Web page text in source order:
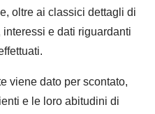
oltre ai classici dettagli di
e dati riguardanti
viene dato per scontato,
e le loro abitudini di